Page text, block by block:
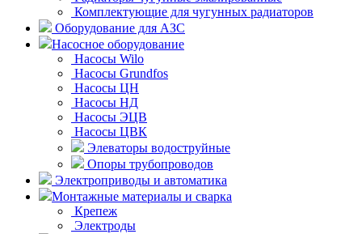
Комплектующие для чугунных радиаторов
Оборудование для АЗС
Насосное оборудование
Насосы Wilo
Насосы Grundfos
Насосы ЦН
Насосы НД
Насосы ЭЦВ
Насосы ЦВК
Элеваторы водоструйные
Опоры трубопроводов
Электроприводы и автоматика
Монтажные материалы и сварка
Крепеж
Электроды